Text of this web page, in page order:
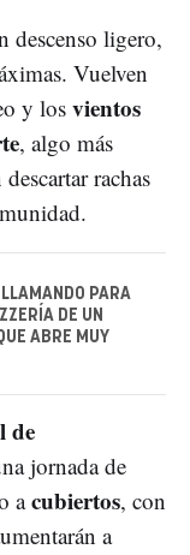
descenso ligero,
Vuelven
y losvientos
, algo más
rachas
PARA
DE UN
ABRE MUY
de
jornada de
acubiertos, con
a